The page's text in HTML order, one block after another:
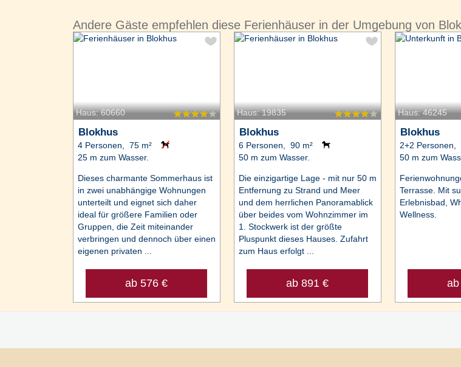
Andere Gäste empfehlen diese Ferienhäuser in der Umgebung von
Haus: 60660
Blokhus
4 Personen, 75 m²
25 m zum Wasser.
Dieses charmante Sommerhaus ist
in zwei unabhängige Wohnungen
unterteilt und eignet sich daher
ideal für größere Familien oder
Gruppen, die Zeit miteinander
verbringen und dennoch über einen
eigenen privaten ...
ab 576 €
Haus: 19835
Blokhus
6 Personen, 90 m²
50 m zum Wasser.
Die einzigartige Lage - mit nur 50 m
Entfernung zu Strand und Meer
und dem herrlichen Panoramablick
über beides vom Wohnzimmer im
1. Stockwerk ist der größte
Pluspunkt dieses Hauses. Zufahrt
zum Haus erfolgt ...
ab 891 €
Haus: 46245
Blokhus
2+2 Personen,
50 m zum
Terrasse. Mit
Erlebnisbad,
Wellness.